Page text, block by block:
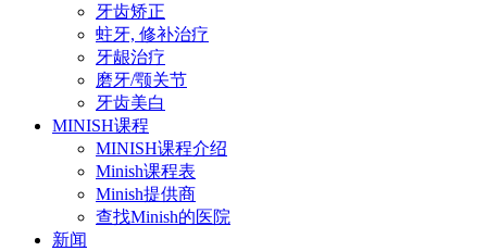
牙齿矫正
蛀牙, 修补治疗
牙龈治疗
磨牙/颚关节
牙齿美白
MINISH课程
MINISH课程介绍
Minish课程表
Minish提供商
查找Minish的医院
新闻